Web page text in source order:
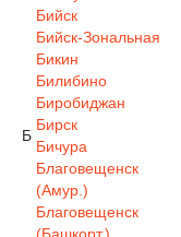
Б
Бийск
Бийск-Зональная
Бикин
Билибино
Биробиджан
Бирск
Бичура
Благовещенск
(Амур.)
Благовещенск